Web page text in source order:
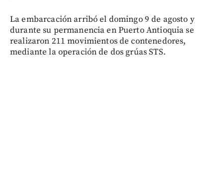
La embarcación arribó el domingo 9 de agosto y
durante su permanencia en Puerto Antioquia se
realizaron 211 movimientos de contenedores,
mediante la operación de dos grúas STS.